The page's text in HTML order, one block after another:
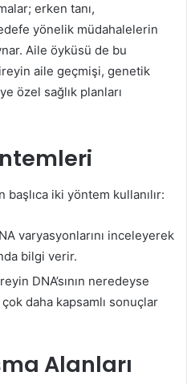
erken tanı,
yönelik müdahalelerin
Aile öyküsü de bu
aile geçmişi, genetik
özel sağlık planları
başlıca iki yöntem kullanılır:
varyasyonlarını inceleyerek
bilgi verir.
DNA’sının neredeyse
daha kapsamlı sonuçlar
Alanları